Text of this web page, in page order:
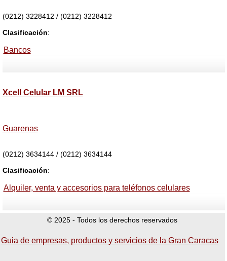
(0212) 3228412 / (0212) 3228412
Clasificación:
Bancos
Xcell Celular LM SRL
Guarenas
(0212) 3634144 / (0212) 3634144
Clasificación:
Alquiler, venta y accesorios para teléfonos celulares
© 2025 - Todos los derechos reservados
Guia de empresas, productos y servicios de la Gran Caracas